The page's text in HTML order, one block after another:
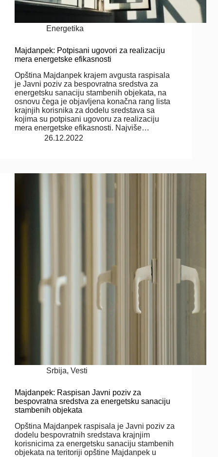
Energetika
Majdanpek: Potpisani ugovori za realizaciju
mera energetske efikasnosti
Opština Majdanpek krajem avgusta raspisala
je Javni poziv za bespovratna sredstva za
energetsku sanaciju stambenih objekata, na
osnovu čega je objavljena konačna rang lista
krajnjih korisnika za dodelu sredstava sa
kojima su potpisani ugovoru za realizaciju
mera energetske efikasnosti. Najviše…
26.12.2022
Srbija,Vesti
Majdanpek: Raspisan Javni poziv za
bespovratna sredstva za energetsku sanaciju
stambenih objekata
Opština Majdanpek raspisala je Javni poziv za
dodelu bespovratnih sredstava krajnjim
korisnicima za energetsku sanaciju stambenih
objekata na teritoriji opštine Majdanpek u